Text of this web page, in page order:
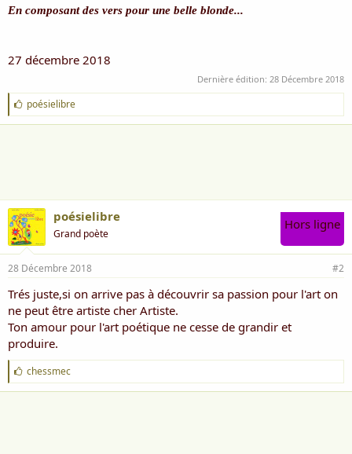
En composant des vers pour une belle blonde...
27 décembre 2018
Dernière édition: 28 Décembre 2018
J
'
a
poésielibre
poésielibre
Grand poète
Hors ligne
28 Décembre 2018 #2
Trés juste,si on arrive pas à découvrir sa passion pour l'art on
ne peut être artiste cher Artiste.
Ton amour pour l'art poétique ne cesse de grandir et
produire.
J
'
a
chessmec